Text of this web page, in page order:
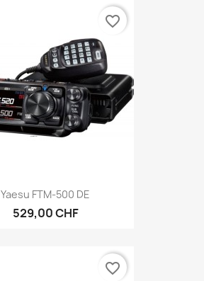
Yaesu FTM-500 DE
529,00 CHF
favorite_border
favorite_border